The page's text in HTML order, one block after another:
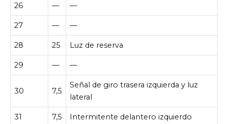
26 — —
27 — —
28 25 Luz de reserva
29 — —
30 7,5
Señal de giro trasera izquierda y luz
lateral
31 7,5 Intermitente delantero izquierdo